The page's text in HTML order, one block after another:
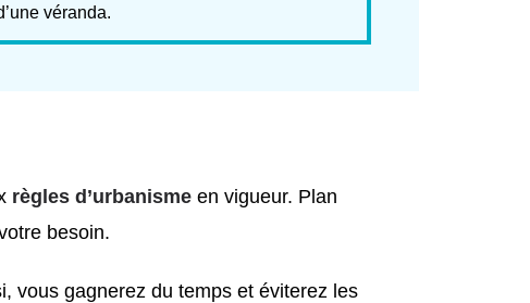
véranda.
règles d’urbanisme en vigueur. Plan
besoin.
vous gagnerez du temps et éviterez les